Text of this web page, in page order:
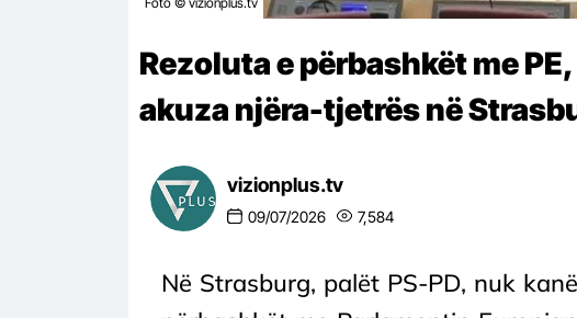
Rezoluta e përbashkët me
akuza njëra-tjetrës në
vizionplus.tv
09/07/2026 7,584
Në Strasburg, palët PS-PD, nuk